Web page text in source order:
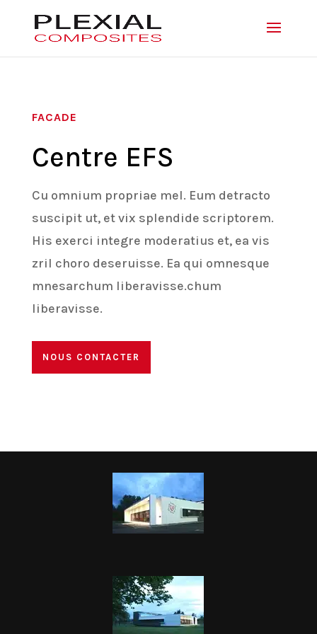
FACADE
Centre EFS
Cu omnium propriae mel. Eum detracto
suscipit ut, et vix splendide scriptorem.
His exerci integre moderatius et, ea vis
zril choro deseruisse. Ea qui omnesque
mnesarchum liberavisse.chum
liberavisse.
NOUS CONTACTER